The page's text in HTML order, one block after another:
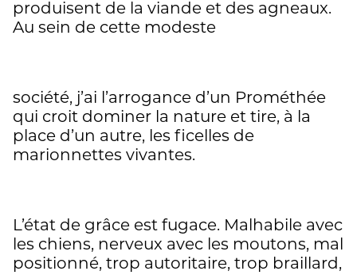
produisent de la viande et des agneaux.
Au sein de cette modeste
société, j’ai l’arrogance d’un Prométhée
qui croit dominer la nature et tire, à la
place d’un autre, les ficelles de
marionnettes vivantes.
L’état de grâce est fugace. Malhabile avec
les chiens, nerveux avec les moutons, mal
positionné, trop autoritaire, trop braillard,